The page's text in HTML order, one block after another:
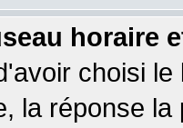
horaire
choisi
la réponse